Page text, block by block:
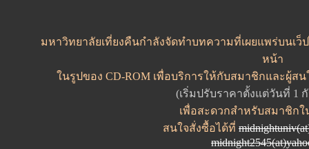
มหาวิทยาลัยเที่ยงคืนกำลังจัดทำบทความที่เผยแพร่บนเว็
หน้า
ในรูปของ CD-ROM เพื่อบริการให้กับสมาชิกและผู้ส
(เริ่มปรับราคาตั้งแต่วันที่ 1
เพื่อสะดวกสำหรับสมาชิก
สนใจสั่งซื้อได้ที่